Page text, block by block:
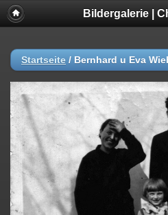
Bildergalerie |
Startseite / Bernhard u Eva